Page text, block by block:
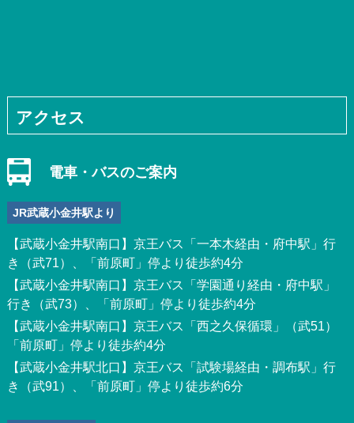
アクセス
電車・バスのご案内
JR武蔵小金井駅より
【武蔵小金井駅南口】京王バス「一本木経由・府中駅」行
き（武71）、「前原町」停より徒歩約4分
【武蔵小金井駅南口】京王バス「学園通り経由・府中駅」
行き（武73）、「前原町」停より徒歩約4分
【武蔵小金井駅南口】京王バス「西之久保循環」（武51）
「前原町」停より徒歩約4分
【武蔵小金井駅北口】京王バス「試験場経由・調布駅」行
き（武91）、「前原町」停より徒歩約6分